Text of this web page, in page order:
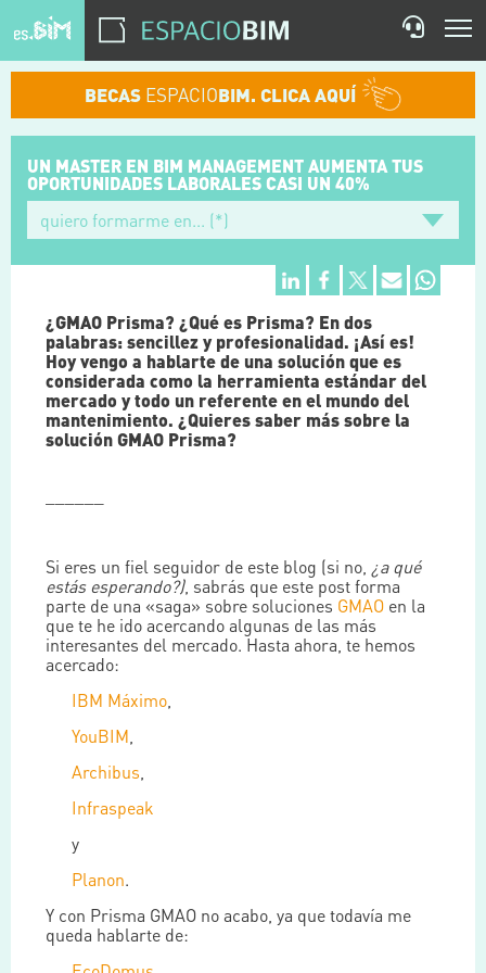
BECAS ESPACIOBIM. CLICA AQUÍ
UN MASTER EN BIM MANAGEMENTAUMENTA TUS
OPORTUNIDADES LABORALES CASI UN 40%
¿GMAO Prisma? ¿Qué es Prisma? En dos
palabras: sencillez y profesionalidad. ¡Así es!
Hoy vengo a hablarte de una solución que es
considerada como la herramienta estándar del
mercado y todo un referente en el mundo del
mantenimiento. ¿Quieres saber más sobre la
solución GMAO Prisma?
Si eres un fiel seguidor de este blog (si no, ¿a qué
estás esperando?), sabrás que este post forma
parte de una «saga» sobre soluciones GMAO en la
que te he ido acercando algunas de las más
interesantes del mercado. Hasta ahora, te hemos
acercado:
IBM Máximo
YouBIM
Archibus
Infraspeak
y
Planon.
Y con Prisma GMAO no acabo, ya que todavía me
queda hablarte de: